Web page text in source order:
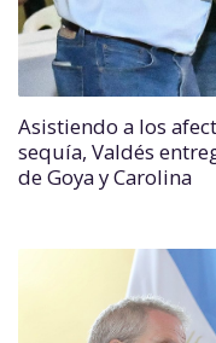
Asistiendo a los
sequía, Valdés
de Goya y Carolina